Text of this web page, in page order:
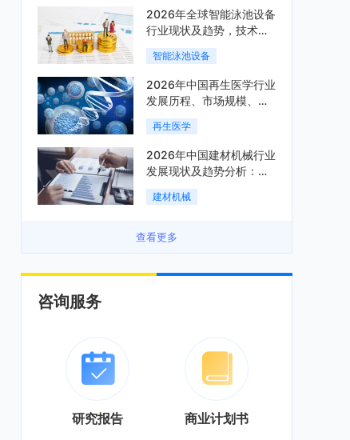
2026年全球智能泳池设备
行业现状及趋势，技术端
朝着系统集成、绿色节能
方向迭代「图」
智能泳池设备
2026年中国再生医学行业
发展历程、市场规模、相
关政策、产业链、竞争格
局及发展潜力分析「图」
再生医学
2026年中国建材机械行业
发展现状及趋势分析：企
业加速向“装备+系统+服
务”综合服务商转型「图」
建材机械
查看更多
咨询服务
研究报告 商业计划书